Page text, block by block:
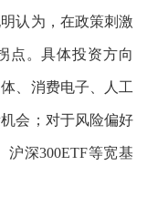
认为，在政策刺激
点。具体投资方向
、消费电子、人工
会；对于风险偏好
沪深300ETF等宽基